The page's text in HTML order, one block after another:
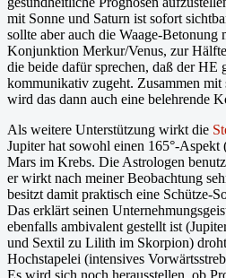
mit Sonne und Saturn ist sofort
sollte aber auch die Waage-Betonung
Konjunktion Merkur/Venus, zur
die beide dafür sprechen, daß der HE
kommunikativ zugeht. Zusammen mit
wird das dann auch eine belehrende
Als weitere Unterstützung wirkt die
Jupiter hat sowohl einen 165°-Aspekt
Mars im Krebs. Die Astrologen
er wirkt nach meiner Beobachtung
besitzt damit praktisch eine Schütze-
Das erklärt seinen
ebenfalls ambivalent gestellt ist
und Sextil zu Lilith im Skorpion)
Hochstapelei (intensives